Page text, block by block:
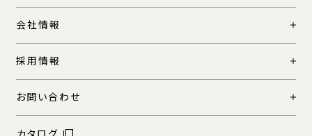
会社情報
採用情報
お問い合わせ